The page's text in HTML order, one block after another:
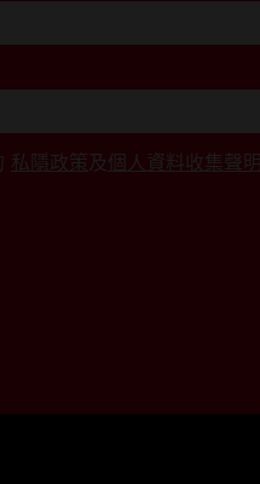
私隱政策及個人資料收集聲明